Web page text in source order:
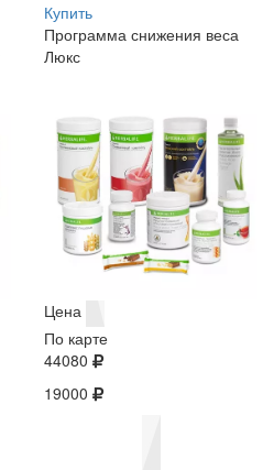
Купить
Программа снижения веса
Люкс
Цена
По карте
44080
19000